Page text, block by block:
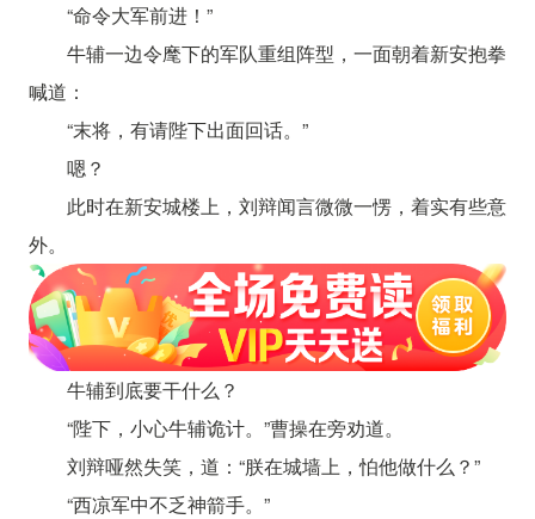
“命令大军前进！”
牛辅一边令麾下的军队重组阵型，一面朝着新安抱拳
喊道：
“末将，有请陛下出面回话。”
嗯？
此时在新安城楼上，刘辩闻言微微一愣，着实有些意
外。
牛辅到底要干什么？
“陛下，小心牛辅诡计。”曹操在旁劝道。
刘辩哑然失笑，道：“朕在城墙上，怕他做什么？”
“西凉军中不乏神箭手。”